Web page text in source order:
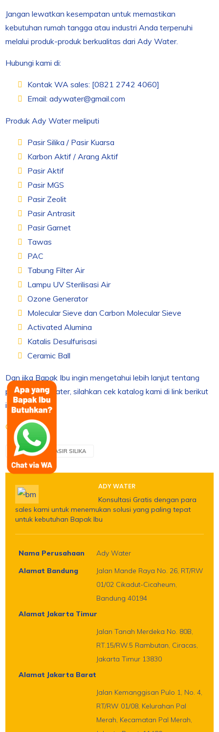
Jangan lewatkan kesempatan untuk memastikan
kebutuhan rumah tangga atau industri Anda terpenuhi
melalui produk-produk berkualitas dari Ady Water.
Hubungi kami di:
Kontak WA sales: [0821 2742 4060]
Email: adywater@gmail.com
Produk Ady Water meliputi
Pasir Silika / Pasir Kuarsa
Karbon Aktif / Arang Aktif
Pasir Aktif
Pasir MGS
Pasir Zeolit
Pasir Antrasit
Pasir Garnet
Tawas
PAC
Tabung Filter Air
Lampu UV Sterilisasi Air
Ozone Generator
Molecular Sieve dan Carbon Molecular Sieve
Activated Alumina
Katalis Desulfurisasi
Ceramic Ball
Dan jika Bapak Ibu ingin mengetahui lebih lanjut tentang
produk Ady Water, silahkan cek katalog kami di link berikut
ini.
Catalog
TAGS : PASIR SILIKA
ADY WATER
Konsultasi Gratis dengan para
sales kami untuk menemukan solusi yang paling tepat
untuk kebutuhan Bapak Ibu
Nama Perusahaan
Ady Water
Alamat Bandung
Jalan Mande Raya No. 26, RT/RW
01/02 Cikadut-Cicaheum,
Bandung 40194
Alamat Jakarta Timur
Jalan Tanah Merdeka No. 80B,
RT.15/RW.5 Rambutan, Ciracas,
Jakarta Timur 13830
Alamat Jakarta Barat
Jalan Kemanggisan Pulo 1, No. 4,
RT/RW 01/08, Kelurahan Pal
Merah, Kecamatan Pal Merah,